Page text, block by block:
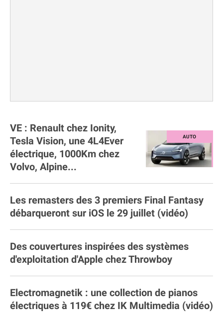
VE : Renault chez Ionity,
Tesla Vision, une 4L4Ever
électrique, 1000Km chez
Volvo, Alpine...
Les remasters des 3 premiers Final Fantasy
débarqueront sur iOS le 29 juillet (vidéo)
Des couvertures inspirées des systèmes
d'exploitation d'Apple chez Throwboy
Electromagnetik : une collection de pianos
électriques à 119€ chez IK Multimedia (vidéo)